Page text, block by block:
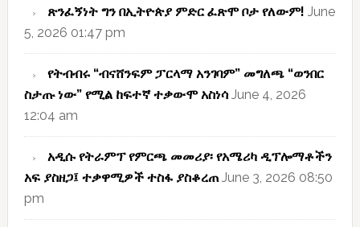
ጽንፈኝነት ግን በኢትዮጵያ ምድር ፈጽሞ ቦታ የለውም! June
5, 2026 01:47 pm
የትብብሩ “ብናሸንፍም ፓርላማ አንገባም” መግለጫ “ወንበር
ስታጡ ነው” የሚል ከፍተኛ ተቃውሞ አስነሳ June 4, 2026
12:04 am
አዲሱ የትራምፕ የምርጫ መመሪያ፡ የአሜሪካ ዲፕሎማቶችን
አፍ ያስዘጋ፤ ተቃዋሚዎች ተስፋ ያስቆረጠ June 3, 2026 08:50
pm